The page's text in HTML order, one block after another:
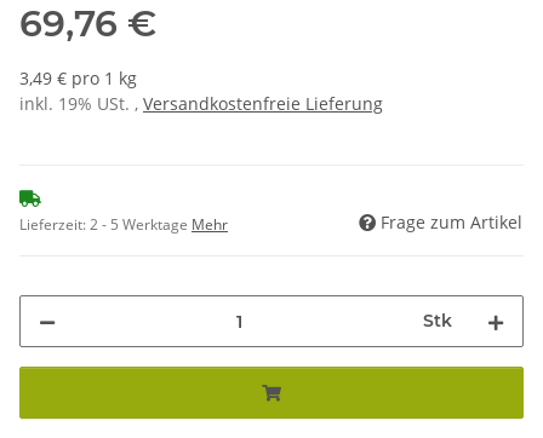
69,76 €
3,49 € pro 1 kg
inkl. 19% USt. , Versandkostenfreie Lieferung
Lieferzeit:2 - 5 Werktage Mehr Frage zum Artikel
Stk